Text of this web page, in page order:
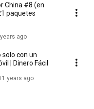
China #8 (en
paquetes
ago
solo con un
| Dinero Fácil
years ago